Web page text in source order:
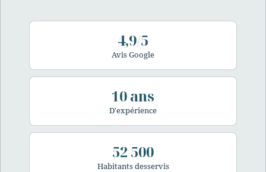
4,9/5
Avis Google
10 ans
D'expérience
52 500
Habitants desservis